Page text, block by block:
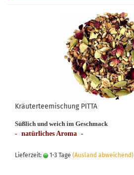
Kräuterteemischung PITTA
Süßlich und weich im Geschmack
- natürliches Aroma -
Lieferzeit: 1-3 Tage (Ausland abweichend)